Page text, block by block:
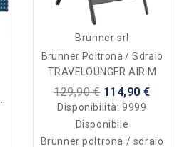
Brunner srl
Brunner Poltrona / Sdraio
TRAVELOUNGER AIR M
129,90 € 114,90 €
Disponibilità:9999
Disponibile
Brunner poltrona / sdraio